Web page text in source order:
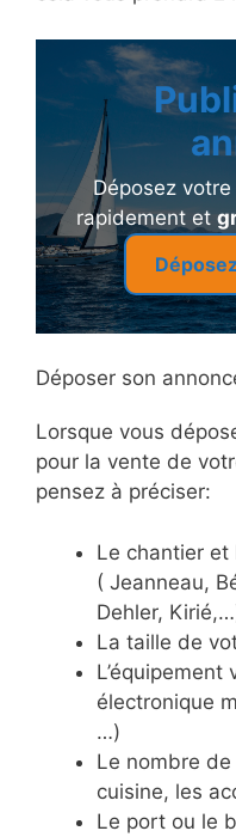
Déposez
rapidement et
Déposer son
Lorsque vous
pour la vente de
pensez à préciser:
Le chantier
( Jeanneau,
Dehler,
La taille de
électronique
…)
Le nombre de
cuisine, les
Le port ou le